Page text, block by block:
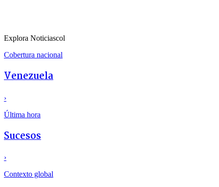
Explora Noticiascol
Cobertura nacional
Venezuela
›
Última hora
Sucesos
›
Contexto global